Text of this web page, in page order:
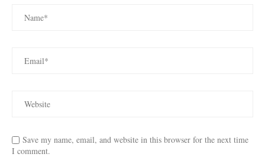
Save my name, email, and website in this browser for the next time
I comment.